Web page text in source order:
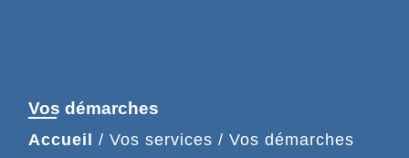
Vos démarches
Accueil / Vos services / Vos démarches